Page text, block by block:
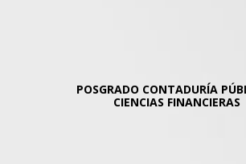
POSGRADO CONTADURÍA
CIENCIAS FINANCIERAS